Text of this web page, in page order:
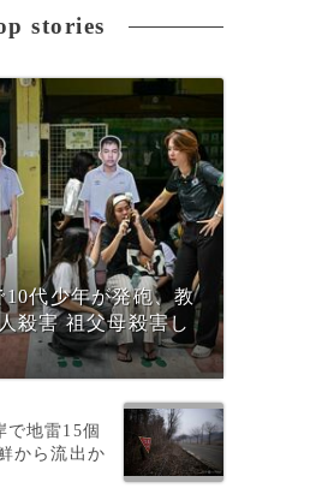
stories
10代少年が発砲、教
殺害 祖父母殺害し
で地雷15個
から流出か